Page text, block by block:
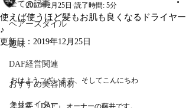
全ての記事
ヘアースタイル
趣味
DAF経営関連
おすすめ美容商材
クリエイター
使えば使うほど髪もお肌も良くなるドライヤー
♪
2017年2月25日 読了時間: 5分
更新日： 2019年12月25日
おはようございます、そしてこんにちわ
美容室『 DAF 』 オーナーの藤井です。